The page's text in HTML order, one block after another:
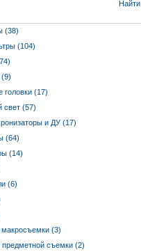
Найти
(38)
(104)
головки (17)
свет (57)
и ДУ (17)
(64)
(14)
(6)
(3)
съемки (2)